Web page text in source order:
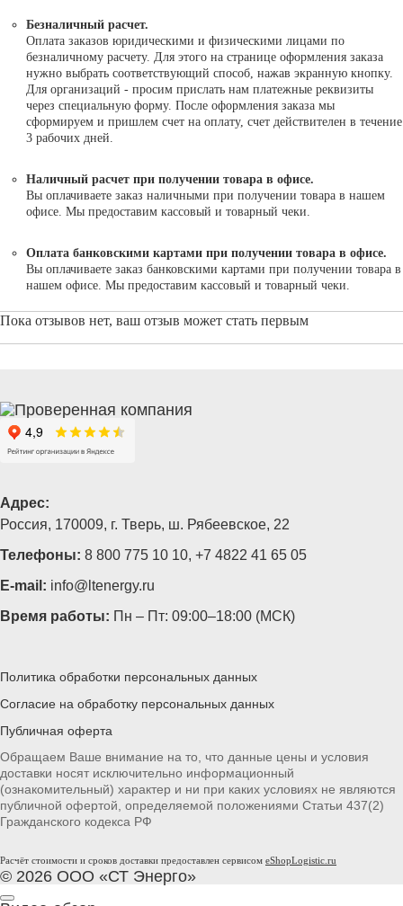
Безналичный расчет.
Оплата заказов юридическими и физическими лицами по
безналичному расчету. Для этого на странице оформления заказа
нужно выбрать соответствующий способ, нажав экранную кнопку.
Для организаций - просим прислать нам платежные реквизиты
через специальную форму. После оформления заказа мы
сформируем и пришлем счет на оплату, счет действителен в течение
3 рабочих дней.
Наличный расчет при получении товара в офисе.
Вы оплачиваете заказ наличными при получении товара в нашем
офисе. Мы предоставим кассовый и товарный чеки.
Оплата банковскими картами при получении товара в офисе.
Вы оплачиваете заказ банковскими картами при получении товара в
нашем офисе. Мы предоставим кассовый и товарный чеки.
Пока отзывов нет, ваш отзыв может стать первым
Адрес:
Россия, 170009, г. Тверь, ш. Рябеевское, 22
Телефоны: 8 800 775 10 10, +7 4822 41 65 05
E-mail: info@ltenergy.ru
Время работы: Пн – Пт: 09:00–18:00 (МСК)
Политика обработки персональных данных
Согласие на обработку персональных данных
Публичная оферта
Обращаем Ваше внимание на то, что данные цены и условия
доставки носят исключительно информационный
(ознакомительный) характер и ни при каких условиях не являются
публичной офертой, определяемой положениями Статьи 437(2)
Гражданского кодекса РФ
Расчёт стоимости и сроков доставки предоставлен сервисом eShopLogistic.ru
© 2026 ООО «СТ Энерго»